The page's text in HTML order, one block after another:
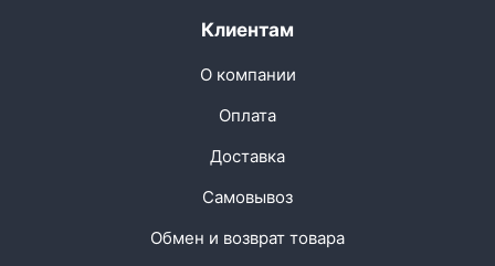
Клиентам
О компании
Оплата
Доставка
Самовывоз
Обмен и возврат товара